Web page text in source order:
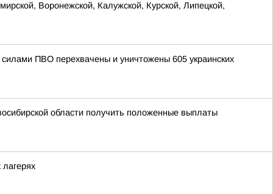
Воронежской, Калужской, Курской, Липецкой,
ПВО перехвачены и уничтожены 605 украинских
области получить положенные выплаты